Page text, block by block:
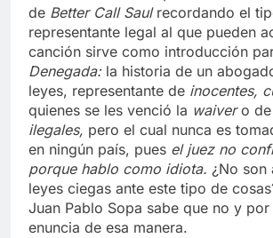
de Better Call Saul recordando el
representante legal al que pueden
canción sirve como introducción
Denegada: la historia de un
leyes, representante de inocentes,
quienes se les venció la waivero
ilegales, pero el cual nunca es
en ningún país, pues el juez no
porque hablo como idiota. ¿No son
leyes ciegas ante este tipo de
Juan Pablo Sopa sabe que no y
enuncia de esa manera.